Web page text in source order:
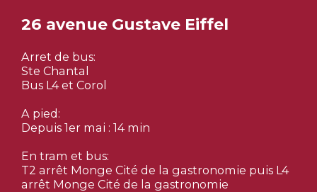
26 avenue Gustave Eiffel
Arret de bus:
Ste Chantal
Bus L4 et Corol
A pied:
Depuis 1er mai : 14 min
En tram et bus:
T2 arrêt Monge Cité de la gastronomie puis L4
arrêt Monge Cité de la gastronomie